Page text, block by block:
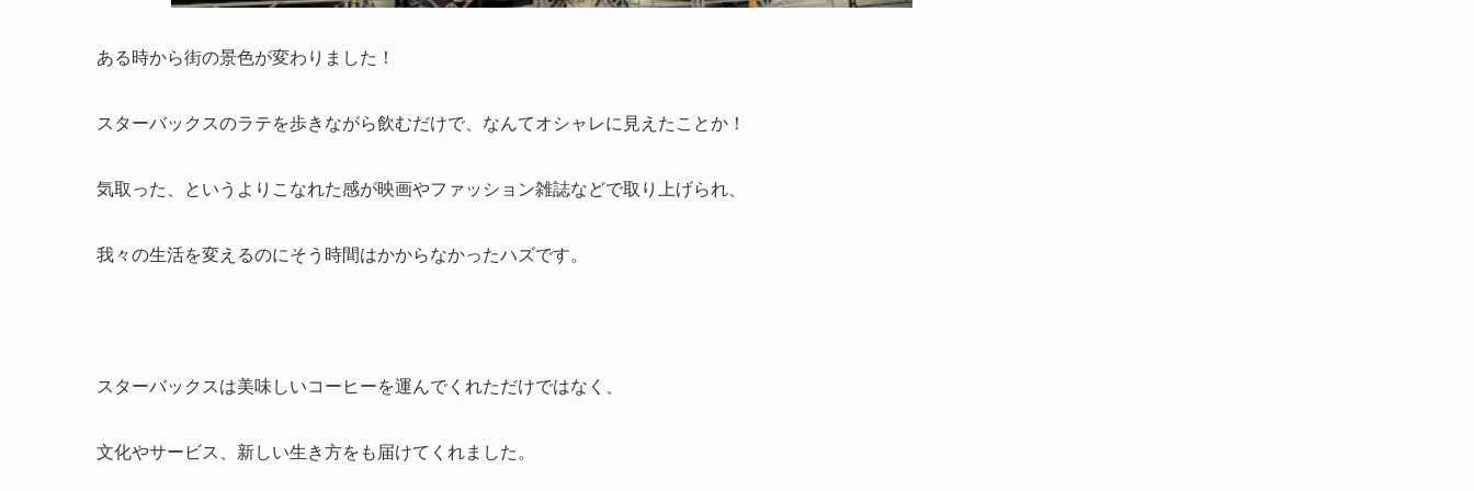
ある時から街の景色が変わりました！
スターバックスのラテを歩きながら飲むだけで、なんてオシャレに見えたことか！
気取った、というよりこなれた感が映画やファッション雑誌などで取り上げられ、
我々の生活を変えるのにそう時間はかからなかったハズです。
スターバックスは美味しいコーヒーを運んでくれただけではなく、
文化やサービス、新しい生き方をも届けてくれました。